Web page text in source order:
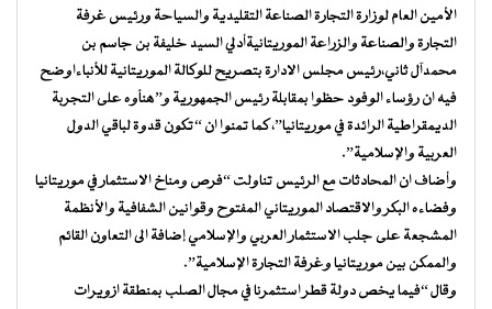
الأمين العام لوزارة التجارة الصناعة التقليدية والسياحة ورئيس غرفة
التجارة والصناعة والزراعة الموريتانيةأدلي السيد خليفة بن جاسم بن
محمدآل ثاني،رئيس مجلس الادارة بتصريح للوكالة الموريتانية للأنباءاوضح
فيه ان رؤساء الوفود حظوا بمقابلة رئيس الجمهورية و”هنأوه على التجربة
الديمقراطية الرائدة في موريتانيا”، كما تمنوا ان “تكون قدوة لباقي الدول
العربية والإسلامية”.
وأضاف ان المحادثات مع الرئيس تناولت “فرص ومناخ الاستثمار في موريتانيا
وفضاءه البكر والاقتصاد الموريتاني المفتوح وقوانين الشفافية والأنظمة
المشجعة على جلب الاستثمار العربي والإسلامي إضافة الى التعاون القائم
والممكن بين موريتانيا وغرفة التجارة الإسلامية”.
وقال “فيما يخص دولة قطر استثمرنا في مجال الصلب بمنطقة ازويرات